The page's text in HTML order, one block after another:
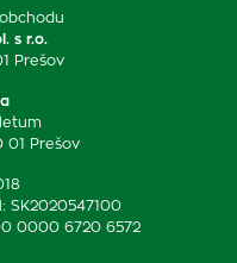
s r.o.
Prešov
01 Prešov
SK2020547100
0000 6720 6572